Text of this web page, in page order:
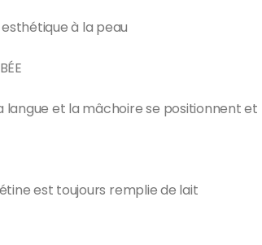
à la peau
langue et la mâchoire se positionnent
est toujours remplie de lait